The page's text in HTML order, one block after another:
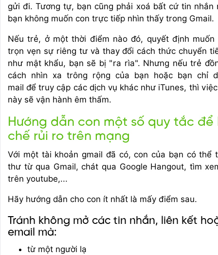
gửi đi. Tương tự, bạn cũng phải xoá bất cứ tin nhắn
bạn không muốn con trực tiếp nhìn thấy trong Gmail.
Nếu trẻ, ở một thời điểm nào đó, quyết định muốn
trọn vẹn sự riêng tư và thay đổi cách thức chuyển
như mật khẩu, bạn sẽ bị "ra rìa". Nhưng nếu trẻ
cách nhìn xa trông rộng của bạn hoặc bạn chỉ
mail để truy cập các dịch vụ khác như iTunes, thì
này sẽ vận hành êm thấm.
Hướng dẫn con một số quy tắc để
chế rủi ro trên mạng
Với một tài khoản gmail đã có, con của bạn có thể
thư từ qua Gmail, chát qua Google Hangout, tìm
trên youtube,...
Hãy hướng dẫn cho con ít nhất là mấy điểm sau.
Tránh không mở các tin nhắn, liên kết
email mà:
từ một người lạ